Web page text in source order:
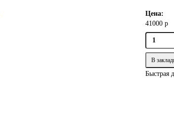
Цена:
41000 р
В
Быстрая